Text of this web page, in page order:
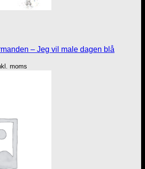
– Jeg vil male dagen blå
moms